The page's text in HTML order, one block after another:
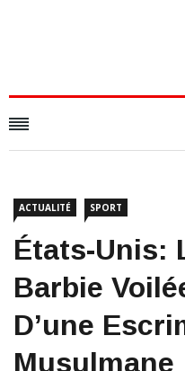
ACTUALITÉ SPORT
États-Unis:
Barbie
D’une
Musulmane